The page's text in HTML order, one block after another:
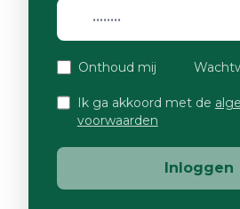
Onthoud mij
Ik ga akkoord met de
voorwaarden
Inloggen